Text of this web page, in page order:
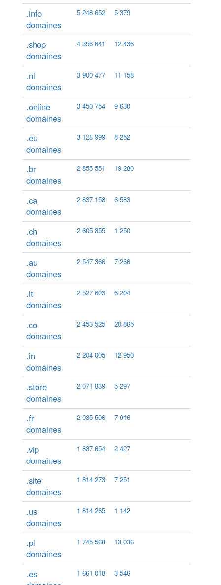
.info
domaines
5 248 652 5 379
.shop
domaines
4 356 641 12 436
.nl
domaines
3 900 477 11 158
.online
domaines
3 450 754 9 630
.eu
domaines
3 128 999 8 252
.br
domaines
2 855 551 19 280
.ca
domaines
2 837 158 6 583
.ch
domaines
2 605 855 1 250
.au
domaines
2 547 366 7 266
.it
domaines
2 527 603 6 204
.co
domaines
2 453 525 20 865
.in
domaines
2 204 005 12 950
.store
domaines
2 071 839 5 297
.fr
domaines
2 035 506 7 916
.vip
domaines
1 887 654 2 427
.site
domaines
1 814 273 7 251
.us
domaines
1 814 265 1 142
.pl
domaines
1 745 568 13 036
.es
1 661 018 3 546